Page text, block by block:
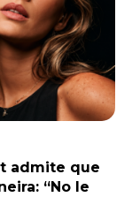
admite que
“No le